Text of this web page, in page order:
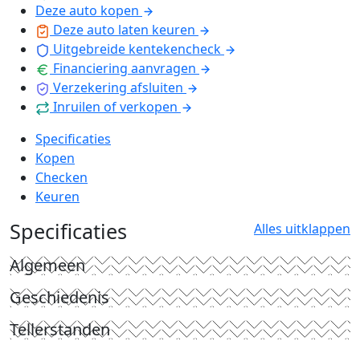
Deze auto kopen
Deze auto laten keuren
Uitgebreide kentekencheck
Financiering aanvragen
Verzekering afsluiten
Inruilen of verkopen
Specificaties
Kopen
Checken
Keuren
Specificaties Alles uitklappen
Algemeen
Geschiedenis
Tellerstanden